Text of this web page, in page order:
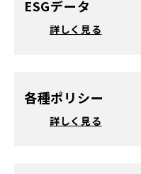
ESGデータ
詳しく見る
各種ポリシー
詳しく見る